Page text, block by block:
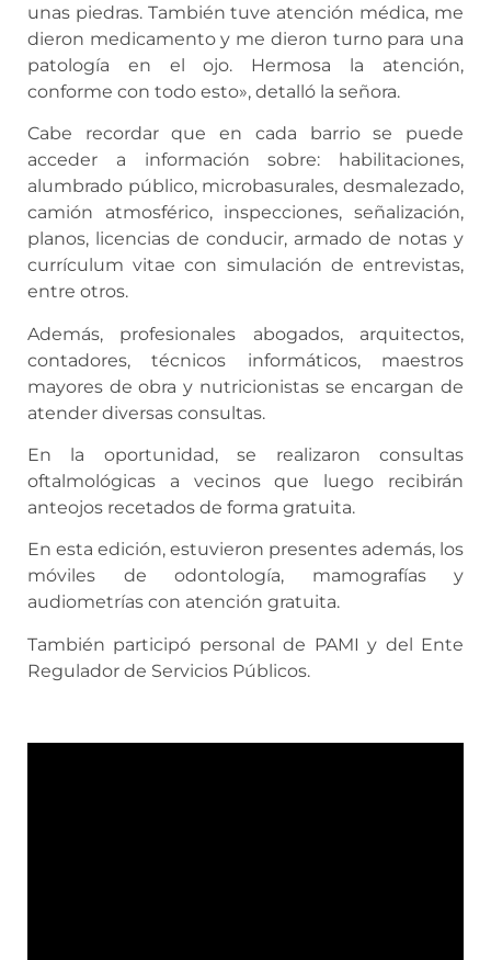
unas piedras. También tuve atención médica, me
dieron medicamento y me dieron turno para una
patología en el ojo. Hermosa la atención,
conforme con todo esto», detalló la señora.
Cabe recordar que en cada barrio se puede
acceder a información sobre: habilitaciones,
alumbrado público, microbasurales, desmalezado,
camión atmosférico, inspecciones, señalización,
planos, licencias de conducir, armado de notas y
currículum vitae con simulación de entrevistas,
entre otros.
Además, profesionales abogados, arquitectos,
contadores, técnicos informáticos, maestros
mayores de obra y nutricionistas se encargan de
atender diversas consultas.
En la oportunidad, se realizaron consultas
oftalmológicas a vecinos que luego recibirán
anteojos recetados de forma gratuita.
En esta edición, estuvieron presentes además, los
móviles de odontología, mamografías y
audiometrías con atención gratuita.
También participó personal de PAMI y del Ente
Regulador de Servicios Públicos.